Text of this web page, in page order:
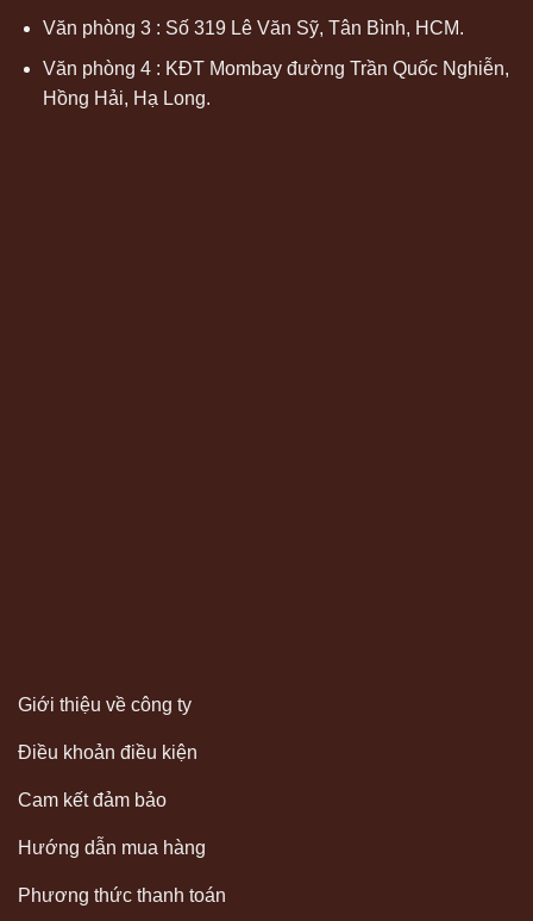
Văn phòng 3 : Số 319 Lê Văn Sỹ, Tân Bình, HCM.
Văn phòng 4 : KĐT Mombay đường Trần Quốc Nghiễn,
Hồng Hải, Hạ Long.
Giới thiệu về công ty
Điều khoản điều kiện
Cam kết đảm bảo
Hướng dẫn mua hàng
Phương thức thanh toán